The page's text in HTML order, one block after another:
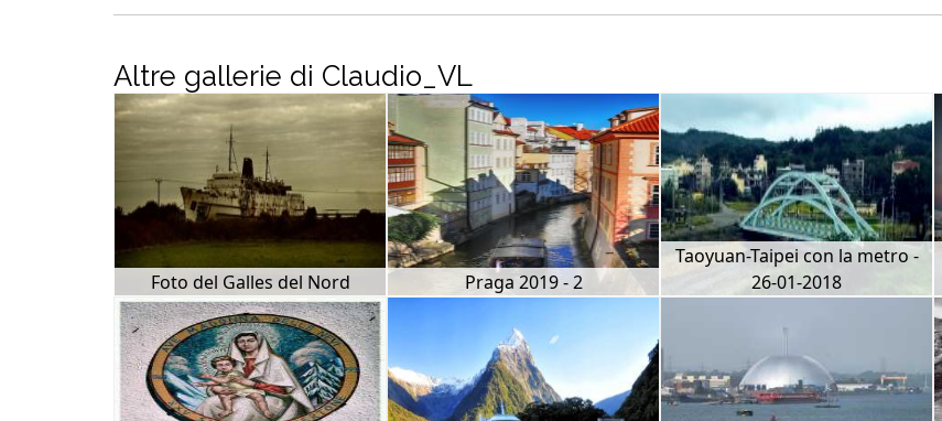
Altre gallerie di Claudio_VL
Foto del Galles del Nord Praga 2019 - 2
Taoyuan-Taipei con la metro -
26-01-2018